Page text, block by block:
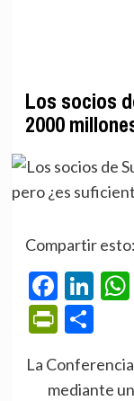
Los socios
2000
Compartir esto:
La
mediante